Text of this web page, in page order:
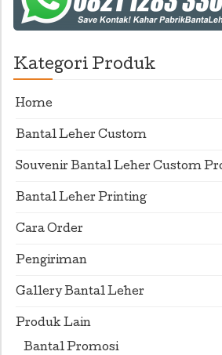
Kategori Produk
Home
Bantal Leher Custom
Souvenir Bantal Leher Custom
Bantal Leher Printing
Cara Order
Pengiriman
Gallery Bantal Leher
Produk Lain
Bantal Promosi